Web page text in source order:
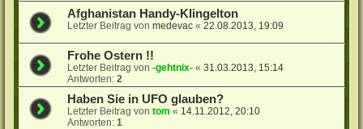
Afghanistan Handy-Klingelton
Letzter Beitrag vonmedevac «22.08.2013, 19:09
Frohe Ostern !!
Letzter Beitrag von-gehtnix- «31.03.2013, 15:14
Antworten:2
Haben Sie in UFO glauben?
Letzter Beitrag vontom « 14.11.2012, 20:10
Antworten:1